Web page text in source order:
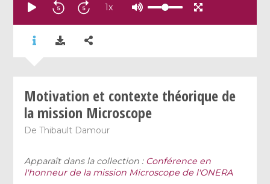
1x
Motivation et contexte théorique de
la mission Microscope
DeThibault Damour
Apparaît dans la collection : Conférence en
l'honneur de la mission Microscope de l'ONERA